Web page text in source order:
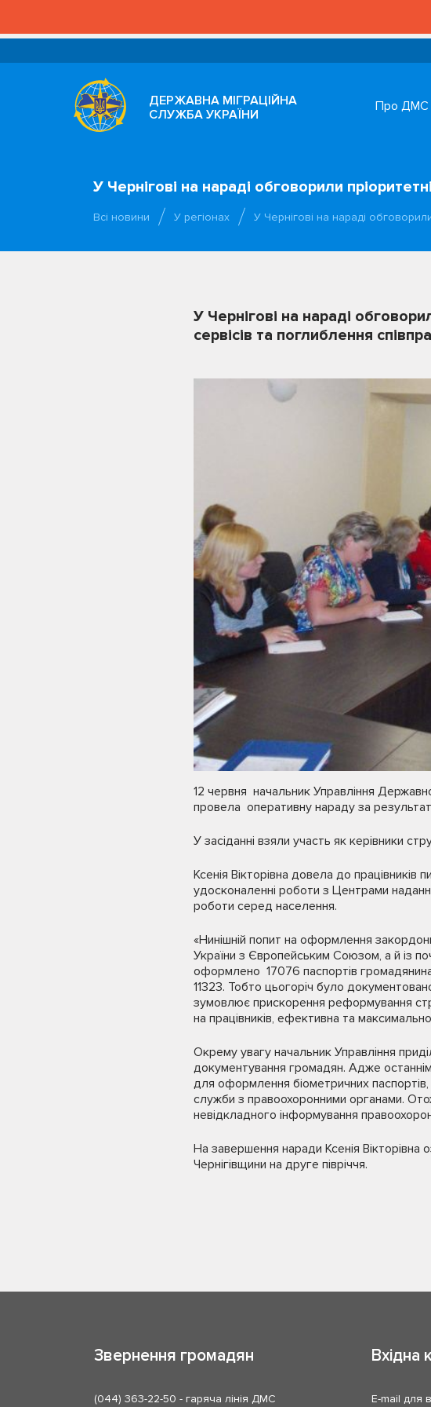
ДЕРЖАВНА МІГРАЦІЙНА
СЛУЖБА УКРАЇНИ
Про ДМС
У Чернігові на нараді обговорили
Всі новини У регіонах У Чернігові на нараді
У Чернігові на нараді
сервісів та поглиблення
12 червня начальник Управління
провела оперативну нараду за
У засіданні взяли участь як керівники
Ксенія Вікторівна довела до
удосконаленні роботи з Центрами
роботи серед населення.
«Нинішній попит на оформлення
України з Європейським Союзом, а й із
оформлено 17076 паспортів
11323. Тобто цьогоріч було
зумовлює прискорення реформування
на працівників, ефективна та
Окрему увагу начальник Управління
документування громадян. Адже
для оформлення біометричних паспортів,
служби з правоохоронними органами.
невідкладного інформування
На завершення наради Ксенія Вікторівна
Чернігівщини на друге півріччя.
Звернення громадян
(044) 363-22-50 - гаряча лінія ДМС
Вхідна
E-mail для